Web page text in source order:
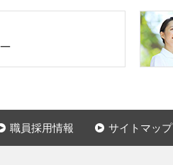
職員採用情報 サイトマップ